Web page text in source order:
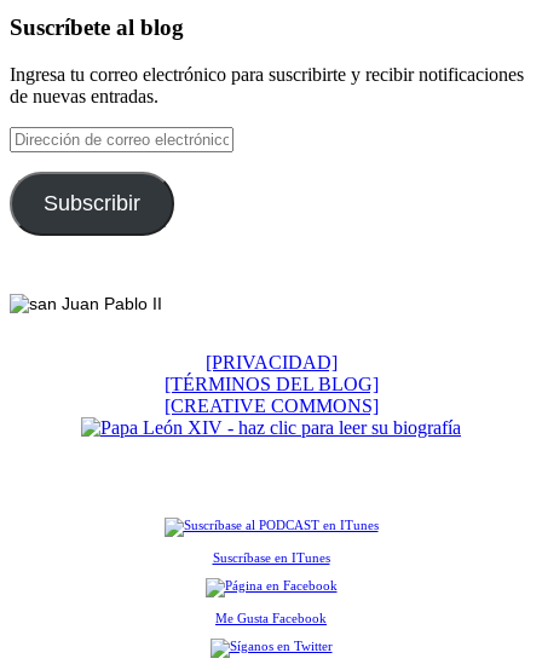
Suscríbete al blog
Ingresa tu correo electrónico para suscribirte y recibir notificaciones
de nuevas entradas.
Dirección
de
correo
electrónico
Subscribir
[PRIVACIDAD]
[TÉRMINOS DEL BLOG]
[CREATIVE COMMONS]
Suscríbase en ITunes
Me Gusta Facebook